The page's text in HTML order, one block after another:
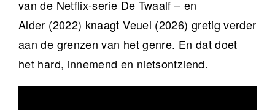
van de Netflix-serie De Twaalf – en
Alder (2022) knaagt Veuel (2026) gretig verder
aan de grenzen van het genre. En dat doet
het hard, innemend en nietsontziend.